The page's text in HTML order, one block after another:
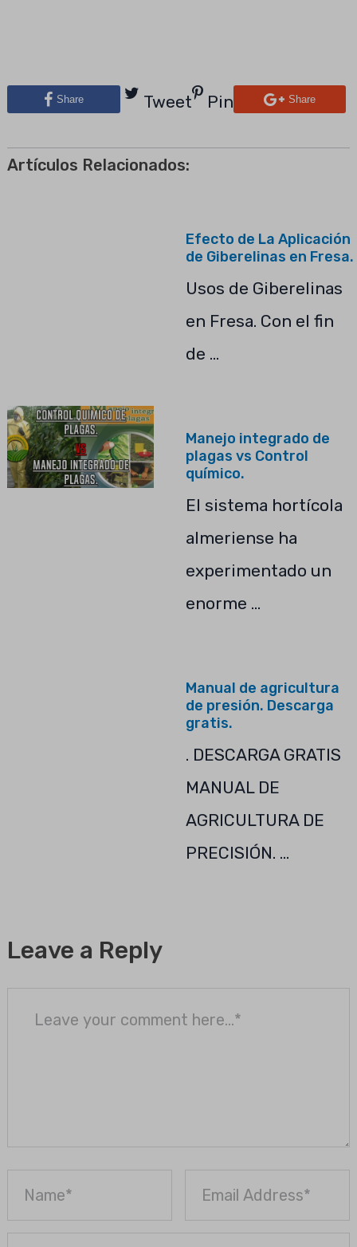
Share Tweet Pin Share
Artículos Relacionados:
Efecto de La Aplicación
de Giberelinas en Fresa.
Usos de Giberelinas
en Fresa. Con el fin
de …
Manejo integrado de
plagas vs Control
químico.
El sistema hortícola
almeriense ha
experimentado un
enorme …
Manual de agricultura
de presión. Descarga
gratis.
. DESCARGA GRATIS
MANUAL DE
AGRICULTURA DE
PRECISIÓN. …
Leave a Reply